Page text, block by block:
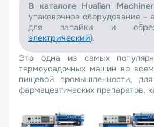
В каталоге Hualian
упаковочное оборудование –
для запайки и
электрический).
Это одна из самых
термоусадочных машин во
пищевой промышленности,
фармацевтических препаратов,